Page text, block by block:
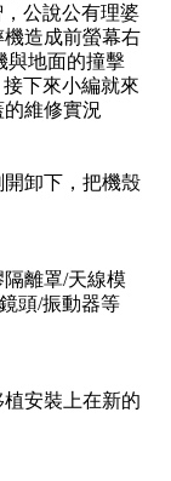
公說公有理婆
機造成前螢幕右
與地面的撞擊
下來小編就來
的維修實況
開卸下，把機殼
離罩/天線模
頭/振動器等
植安裝上在新的